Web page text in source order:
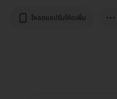
โหลดแอปรับโค้ดเพิ่ม ⋯